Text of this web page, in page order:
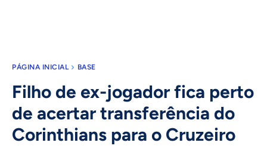
PÁGINA INICIAL BASE
Filho de ex-jogador fica perto
de acertar transferência do
Corinthians para o Cruzeiro